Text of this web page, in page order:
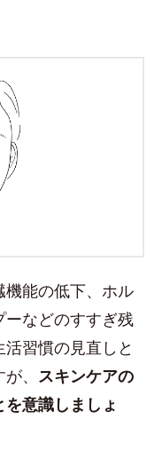
能の低下、ホル
などのすすぎ残
習慣の見直しと
、 スキンケアの
意識しましょ